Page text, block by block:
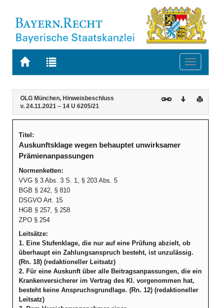
Zur
BAYERN.RECHT
Zur
letzten
Suche
Toggle
Navigation
Inhalt
OLG München, Hinweisbeschluss
v. 24.11.2021 – 14 U 6205/21
Download
Titel:
Auskunftsklage wegen behauptet unwirksamer
Prämienanpassungen
Normenketten:
VVG § 3 Abs. 3 S. 1, § 203 Abs. 5
BGB § 242, § 810
DSGVO Art. 15
HGB § 257, § 258
ZPO § 254
Leitsätze:
1. Eine Stufenklage, die nur auf eine Prüfung abzielt, ob
überhaupt ein Zahlungsanspruch besteht, ist unzulässig.
(Rn. 18) (redaktioneller Leitsatz)
2. Für eine Auskunft über alle Beitragsanpassungen, die ein
Krankenversicherer im Vertrag des Kl. vorgenommen hat,
besteht keine Anspruchsgrundlage. (Rn. 12) (redaktioneller
Leitsatz)